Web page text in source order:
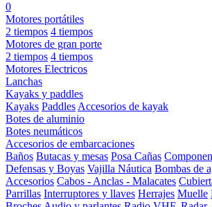
0
Motores portátiles
2 tiempos 4 tiempos
Motores de gran porte
2 tiempos 4 tiempos
Motores Electricos
Lanchas
Kayaks y paddles
Kayaks Paddles Accesorios de kayak
Botes de aluminio
Botes neumáticos
Accesorios de embarcaciones
Baños Butacas y mesas Posa Cañas
Defensas y Boyas Vajilla Náutica Bombas de
Accesorios Cabos - Anclas - Malacates
Parrillas Interruptores y llaves Herrajes Muelle